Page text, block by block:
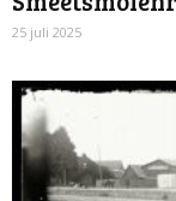
25 juli 2025